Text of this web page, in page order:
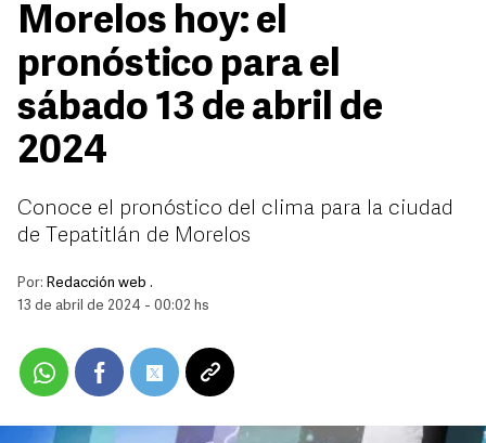
Morelos hoy: el
pronóstico para el
sábado 13 de abril de
2024
Conoce el pronóstico del clima para la ciudad
de Tepatitlán de Morelos
Por: Redacción web .
13 de abril de 2024 - 00:02 hs